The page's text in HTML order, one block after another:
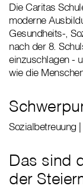
Die Caritas
moderne
Gesundheits-,
nach der 8.
einzuschlagen -
wie die
Sozialbetreuung
Das sind
der